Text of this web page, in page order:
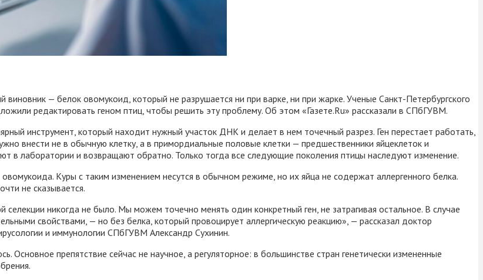
виновник — белок овомукоид, который не разрушается ни при варке, ни при жарке. Ученые Санкт-Петербургского
редактировать геном птиц, чтобы решить эту проблему. Об этом «Газете.Ru» рассказали в СПбГУВМ.
инструмент, который находит нужный участок ДНК и делает в нем точечный разрез. Ген перестает работать,
внести не в обычную клетку, а в примордиальные половые клетки — предшественники яйцеклеток и
в лаборатории и возвращают обратно. Только тогда все следующие поколения птицы наследуют изменение.
Куры с таким изменением несутся в обычном режиме, но их яйца не содержат аллергенного белка.
не сказывается.
никогда не было. Мы можем точечно менять один конкретный ген, не затрагивая остальное. В случае
свойствами, — но без белка, который провоцирует аллергическую реакцию», — рассказал доктор
и иммунологии СПбГУВМ Александр Сухинин.
Основное препятствие сейчас не научное, а регуляторное: в большинстве стран генетически измененные